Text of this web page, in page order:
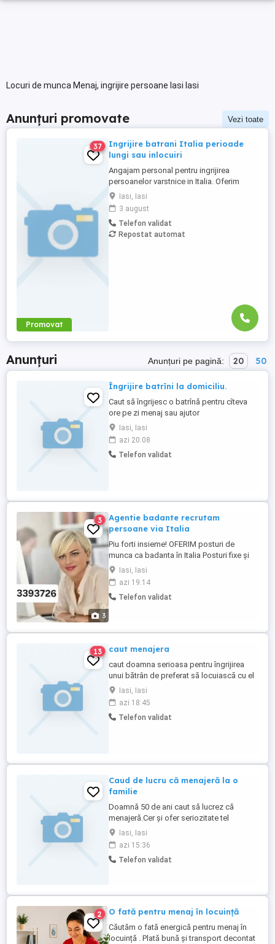
Locuri de munca Menaj, ingrijire persoane Iasi Iasi
Anunțuri promovate Vezi toate
Promovat
37
Ingrijire batrani Italia perioade
lungi sau inlocuiri
Angajam personal pentru ingrijirea
persoanelor varstnice in Italia. Oferim
stabilitate si sprijin pe toata perioada
contractului. Nu percepem nicio taxa in
Romania sau Italia! Cunostinte medii de
limba italiana! Experienta si recomandarile
constituie avantaj!
Iasi, Iasi
3 august
Telefon validat
Repostat automat
Anunțuri Anunțuri pe pagină: 20 50
Îngrijire batrîni la domiciliu.
Caut să îngrijesc o batrînă pentru cîteva
ore pe zi menaj sau ajutor
gospodăresc.Sau de noapte.
Iasi, Iasi
azi 20:08
Telefon validat
3
3
Agentie badante recrutam
persoane via Italia
Piu forti insieme! OFERIM posturi de
munca ca badanta în Italia Posturi fixe și
sigure PLECĂRI SĂPTĂMÂNALE CEREM și
oferim seriozitate! DETALII contact la
numărul din poza de profil. Adelina
Iasi, Iasi
azi 19:14
Telefon validat
13 caut menajera
caut doamna serioasa pentru îngrijirea
unui bătrân de preferat să locuiască cu el
Iasi, Iasi
azi 18:45
Telefon validat
Caud de lucru că menajeră la o
familie
Doamnă 50 de ani caut să lucrez că
menajeră.Cer și ofer seriozitate tel
Iasi, Iasi
azi 15:36
Telefon validat
2 O fată pentru menaj în locuință
Căutăm o fată energică pentru menaj în
locuință . Plată bună și transport decontat